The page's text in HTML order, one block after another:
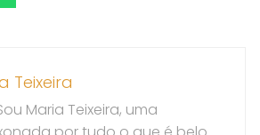
Teixeira
Maria Teixeira, uma